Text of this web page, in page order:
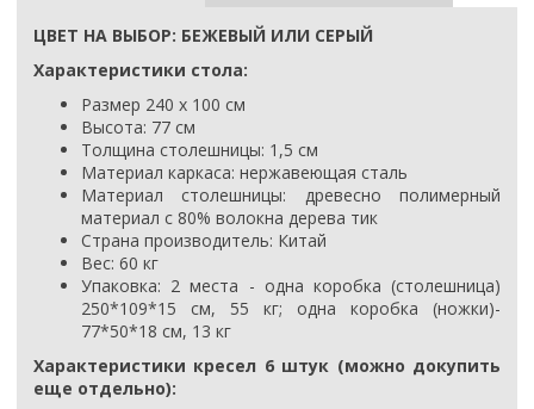
ЦВЕТ НА ВЫБОР: БЕЖЕВЫЙ ИЛИ СЕРЫЙ
Характеристики стола:
Размер 240 х 100 см
Высота: 77 см
Толщина столешницы: 1,5 см
Материал каркаса: нержавеющая сталь
Материал столешницы:
древесно полимерный
материал с 80% волокна дерева тик
Страна производитель: Китай
Вес: 60 кг
Упаковка: 2 места - одна коробка (столешница)
250*109*15 см, 55 кг; одна коробка (ножки)-
77*50*18 см, 13 кг
Характеристики кресел 6 штук (можно докупить
еще отдельно):